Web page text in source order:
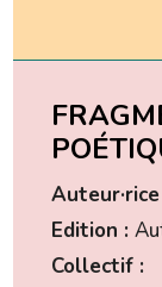
Edition :
Collectif :